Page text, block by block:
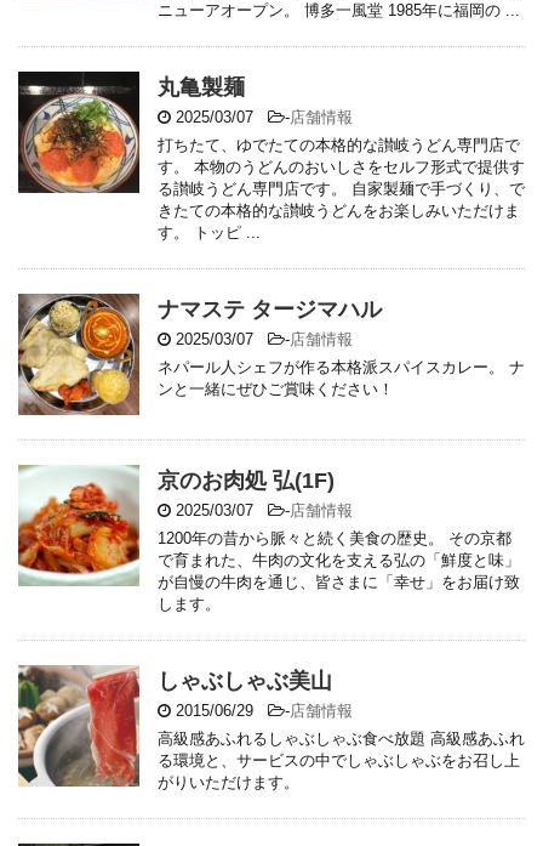
ニューアオープン。 博多一風堂 1985年に福岡の ...
丸亀製麺
2025/03/07 -店舗情報
打ちたて、ゆでたての本格的な讃岐うどん専門店で
す。 本物のうどんのおいしさをセルフ形式で提供す
る讃岐うどん専門店です。 自家製麺で手づくり、で
きたての本格的な讃岐うどんをお楽しみいただけま
す。 トッピ ...
ナマステ タージマハル
2025/03/07 -店舗情報
ネパール人シェフが作る本格派スパイスカレー。 ナ
ンと一緒にぜひご賞味ください！
京のお肉処 弘(1F)
2025/03/07 -店舗情報
1200年の昔から脈々と続く美食の歴史。 その京都
で育まれた、牛肉の文化を支える弘の「鮮度と味」
が自慢の牛肉を通じ、皆さまに「幸せ」をお届け致
します。
しゃぶしゃぶ美山
2015/06/29 -店舗情報
高級感あふれるしゃぶしゃぶ食べ放題 高級感あふれ
る環境と、サービスの中でしゃぶしゃぶをお召し上
がりいただけます。